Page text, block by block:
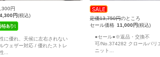
円
円(税込)
に優れ、天候に左右されない
ウェザー対応 / 優れたストレ
定価13,750円のところ
セール価格 11,000円(税込)
●セール●※返品・交換不
可/No.374282 クロールバリ
ニット